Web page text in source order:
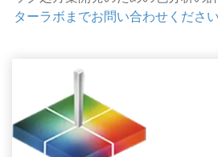
ターラボまでお問い合わせください